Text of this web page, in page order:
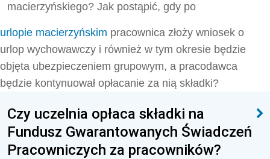
macierzyńskiego? Jak postąpić, gdy po
urlopie macierzyńskim pracownica złoży wniosek o
urlop wychowawczy i również w tym okresie będzie
objęta ubezpieczeniem grupowym, a pracodawca
będzie kontynuował opłacanie za nią składki?
Czy uczelnia opłaca składki na
Fundusz Gwarantowanych Świadczeń
Pracowniczych za pracowników?